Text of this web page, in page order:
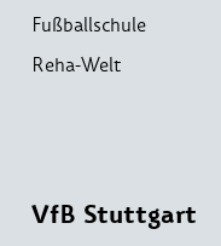
Fußballschule
Reha-Welt
VfB Stuttgart